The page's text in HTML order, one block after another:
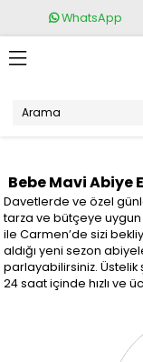
WhatsApp
Bebe Mavi Abiye
Davetlerde ve özel
tarza ve bütçeye
ile Carmen’de sizi
aldığı yeni sezon
parlayabilirsiniz. Üstelik
24 saat içinde hızlı ve